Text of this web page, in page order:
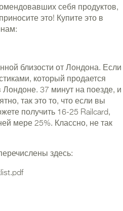
себя продуктов,
это! Купите это в
близости от Лондона. Если
который продается
Лондоне. 37 минут на поезде, и
так это то, что если вы
получить 16-25 Railcard,
мере 25%. Классно, не так
здесь: